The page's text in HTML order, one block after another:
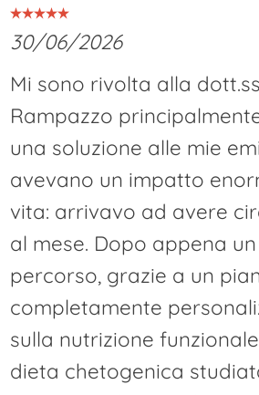
30/06/2026
Mi sono rivolta alla
Rampazzo
una soluzione alle mie
avevano un impatto
vita: arrivavo ad avere
al mese. Dopo appena
percorso, grazie a un
completamente
sulla nutrizione
dieta chetogenica